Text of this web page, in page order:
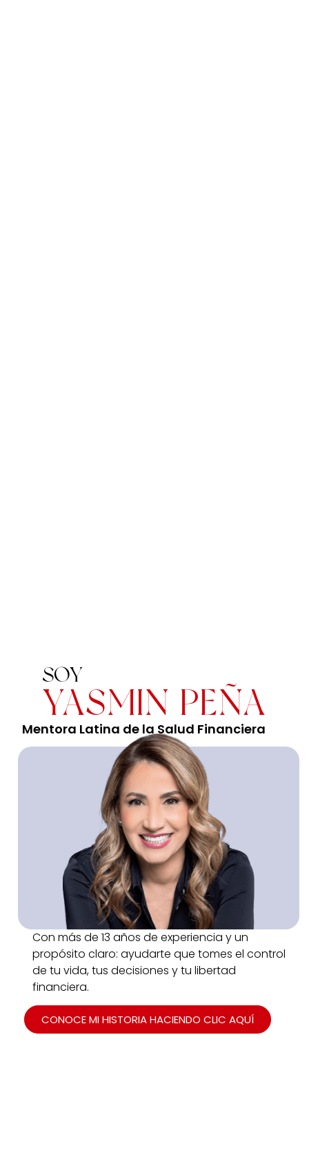
SOY
YASMIN PEÑA
Mentora Latina de la Salud Financiera
Con más de 13 años de experiencia y un
propósito claro: ayudarte que tomes el control
de tu vida, tus decisiones y tu libertad
financiera.
CONOCE MI HISTORIA HACIENDO CLIC AQUÍ